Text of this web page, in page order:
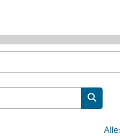
Kurse